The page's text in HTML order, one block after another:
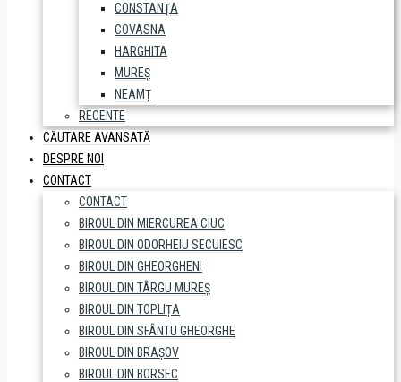
CONSTANȚA
COVASNA
HARGHITA
MUREȘ
NEAMȚ
RECENTE
CĂUTARE AVANSATĂ
DESPRE NOI
CONTACT
CONTACT
BIROUL DIN MIERCUREA CIUC
BIROUL DIN ODORHEIU SECUIESC
BIROUL DIN GHEORGHENI
BIROUL DIN TÂRGU MUREȘ
BIROUL DIN TOPLIȚA
BIROUL DIN SFÂNTU GHEORGHE
BIROUL DIN BRAȘOV
BIROUL DIN BORSEC